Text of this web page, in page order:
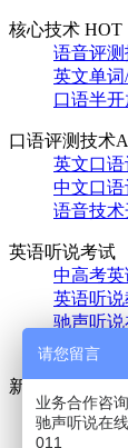
核心技术 HOT
语音评
英文单
口语半
口语评测技术
英文口
中文口
语音技
英语听说考试
中高考
英语听
驰声听
英语口
新闻中心
驰声动态
行业新闻
请您留言
业务合作咨
驰声听说在
011